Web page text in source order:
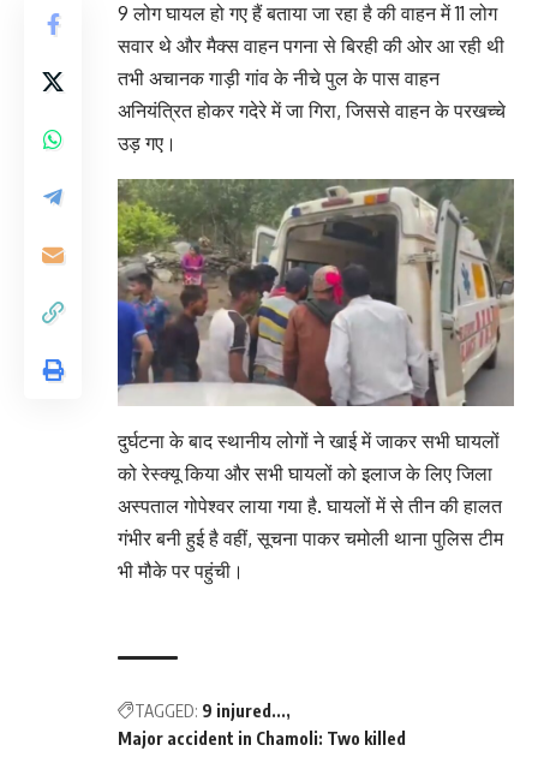
9 लोग घायल हो गए हैं बताया जा रहा है की वाहन में 11 लोग
सवार थे और मैक्स वाहन पगना से बिरही की ओर आ रही थी
तभी अचानक गाड़ी गांव के नीचे पुल के पास वाहन
अनियंत्रित होकर गदेरे में जा गिरा, जिससे वाहन के परखच्चे
उड़ गए।
दुर्घटना के बाद स्थानीय लोगों ने खाई में जाकर सभी घायलों
को रेस्क्यू किया और सभी घायलों को इलाज के लिए जिला
अस्पताल गोपेश्वर लाया गया है. घायलों में से तीन की हालत
गंभीर बनी हुई है वहीं, सूचना पाकर चमोली थाना पुलिस टीम
भी मौके पर पहुंची।
TAGGED: 9 injured...
Major accident in Chamoli: Two killed